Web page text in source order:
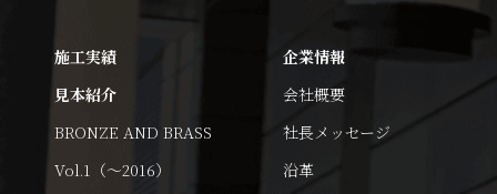
施工実績
見本紹介
BRONZE AND BRASS
Vol.1（～2016）
企業情報
会社概要
社長メッセージ
沿革